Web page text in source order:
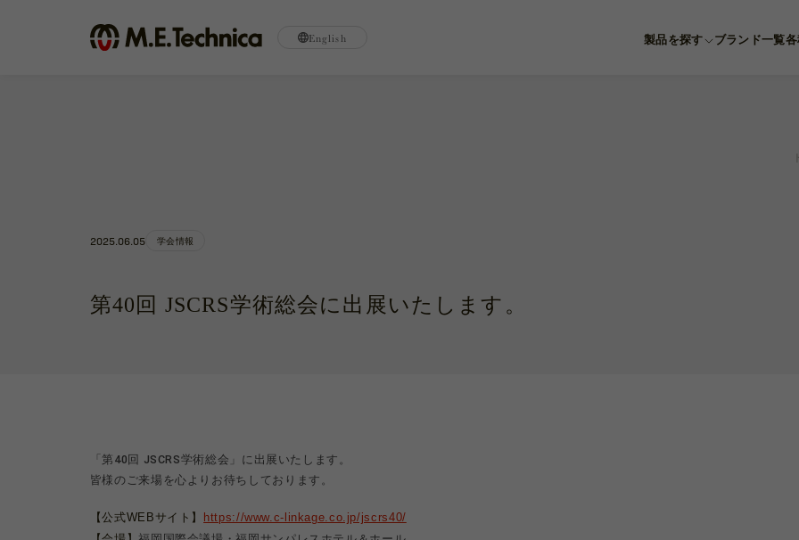
English 製品を探す ブランド一覧
2025.06.05 学会情報
第40回 JSCRS学術総会に出展いたします。
「第40回 JSCRS学術総会」に出展いたします。
皆様のご来場を心よりお待ちしております。
【公式WEBサイト】
https://www.c-linkage.co.jp/jscrs40/